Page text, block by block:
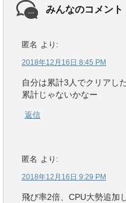
みんなのコメント
匿名 より:
2018年12月16日 8:45 PM
自分は累計3人でクリアした
累計じゃないかなー
返信
匿名 より:
2018年12月16日 9:29 PM
飛び率2倍、CPU大勢追加